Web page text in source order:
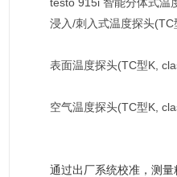
浸入/刺入式温度探头
表面温度探头(TC型K,
空气温度探头(TC型K,
通过出厂系统校准，测